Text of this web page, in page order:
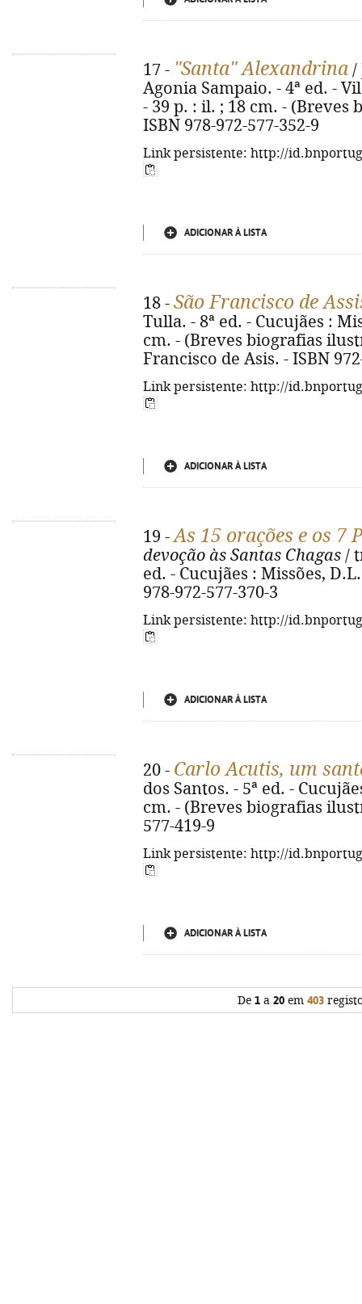
17 - "Santa" Alexandrina /
Agonia Sampaio. - 4ª ed. -
- 39 p. : il. ; 18 cm. - (Breves
ISBN 978-972-577-352-9
Link persistente: http://
ADICIONAR À LISTA
18 - São Francisco de
Tulla. - 8ª ed. - Cucujães :
cm. - (Breves biografias
Francisco de Asis. - ISBN
Link persistente: http://
ADICIONAR À LISTA
19 -As 15 orações e os 7
devoção às Santas Chagas /
ed. - Cucujães : Missões,
978-972-577-370-3
Link persistente: http://
ADICIONAR À LISTA
20 - Carlo Acutis, um
dos Santos. - 5ª ed. -
cm. - (Breves biografias
577-419-9
Link persistente: http://
ADICIONAR À LISTA
De 1 a 20 em 403